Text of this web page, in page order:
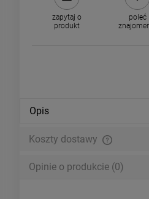
zapytaj o
produkt
poleć
Opis
Koszty dostawy
Opinie o produkcie (0)